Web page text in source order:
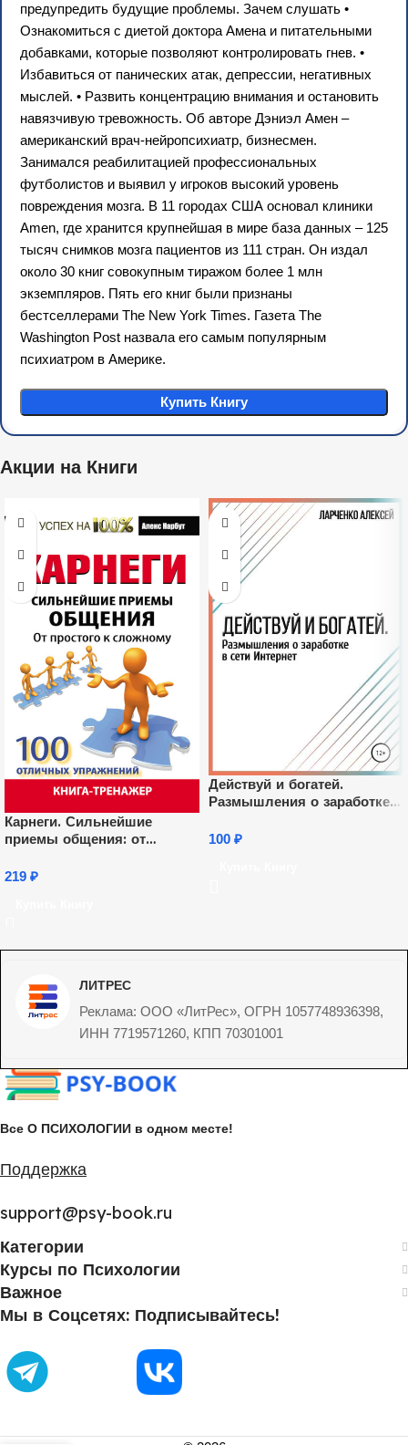
предупредить будущие проблемы. Зачем слушать •
Ознакомиться с диетой доктора Амена и питательными
добавками, которые позволяют контролировать гнев. •
Избавиться от панических атак, депрессии, негативных
мыслей. • Развить концентрацию внимания и остановить
навязчивую тревожность. Об авторе Дэниэл Амен –
американский врач-нейропсихиатр, бизнесмен.
Занимался реабилитацией профессиональных
футболистов и выявил у игроков высокий уровень
повреждения мозга. В 11 городах США основал клиники
Amen, где хранится крупнейшая в мире база данных – 125
тысяч снимков мозга пациентов из 111 стран. Он издал
около 30 книг совокупным тиражом более 1 млн
экземпляров. Пять его книг были признаны
бестселлерами The New York Times. Газета The
Washington Post назвала его самым популярным
психиатром в Америке.
Купить Книгу
Акции на Книги
Карнеги. Сильнейшие
приемы общения: от
отличных упражнений.
219 ₽
Действуй и богатей.
Размышления о заработке в
100 ₽
ЛИТРЕС
Реклама: ООО «ЛитРес», ОГРН 1057748936398,
ИНН 7719571260, КПП 70301001
Все О ПСИХОЛОГИИ в одном месте!
Поддержка
support@psy-book.ru
Категории
Курсы по Психологии
Важное
Мы в Соцсетях: Подписывайтесь!